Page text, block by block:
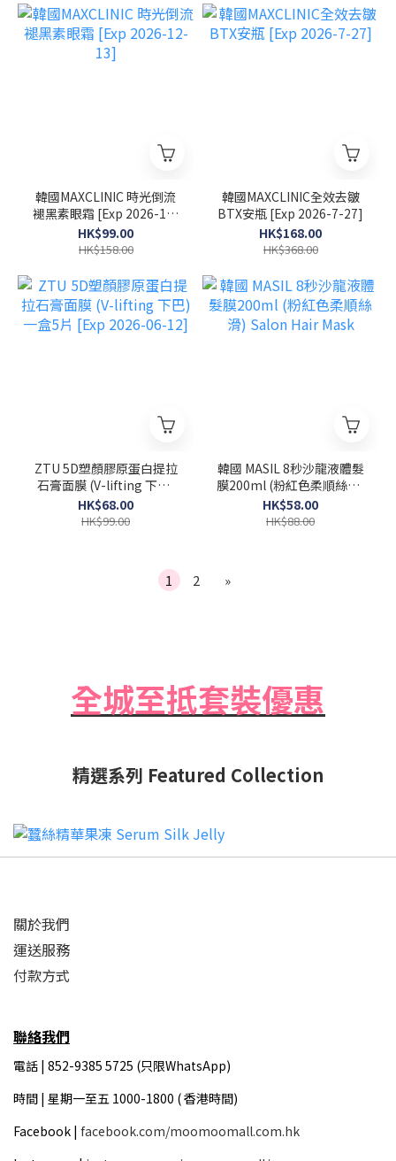
韓國MAXCLINIC 時光倒流
褪黑素眼霜 [Exp 2026-12-
13]
HK$99.00
HK$158.00
韓國MAXCLINIC全效去皺
BTX安瓶 [Exp 2026-7-27]
HK$168.00
HK$368.00
ZTU 5D塑顏膠原蛋白提拉
石膏面膜 (V-lifting 下巴)
一盒5片 [Exp 2026-06-12]
HK$68.00
HK$99.00
韓國 MASIL 8秒沙龍液體髮
膜200ml (粉紅色柔順絲滑)
Salon Hair Mask
HK$58.00
HK$88.00
1 2 »
全城至抵套裝優惠
精選系列 Featured Collection
關於我們
運送服務
付款方式
聯絡我們
電話 | 852-9385 5725 (只限WhatsApp)
時間 | 星期一至五 1000-1800 ( 香港時間)
Facebook | facebook.com/moomoomall.com.hk